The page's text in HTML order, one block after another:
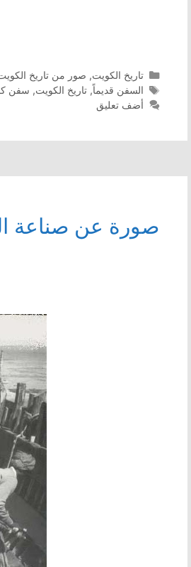
التصنيفات
تاريخ الكويت, صور من تاريخ
الوسوم
السفن قديماً, تاريخ الكويت, سفن
أضف تعليق
صورة عن صناعة